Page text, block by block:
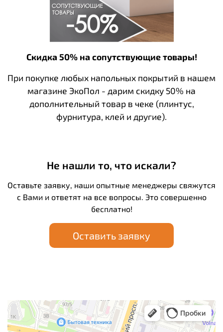
Скидка 50% на сопутствующие товары!
При покупке любых напольных покрытий в нашем
магазине ЭкоПол - дарим скидку 50% на
дополнительный товар в чеке (плинтус,
фурнитура, клей и другие).
Не нашли то, что искали?
Оставьте заявку, наши опытные менеджеры свяжутся
с Вами и ответят на все вопросы. Это совершенно
бесплатно!
Оставить заявку